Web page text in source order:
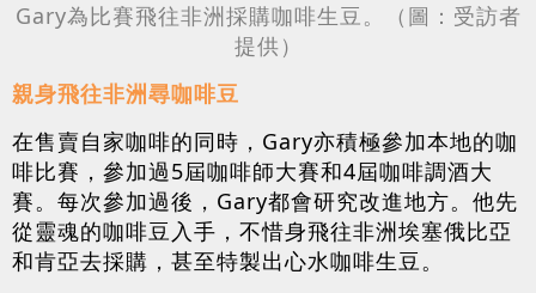
Gary為比賽飛往非洲採購咖啡生豆。（圖：受訪者
提供）
親身飛往非洲尋咖啡豆
在售賣自家咖啡的同時，Gary亦積極參加本地的咖
啡比賽，參加過5屆咖啡師大賽和4屆咖啡調酒大
賽。每次參加過後，Gary都會研究改進地方。他先
從靈魂的咖啡豆入手，不惜身飛往非洲埃塞俄比亞
和肯亞去採購，甚至特製出心水咖啡生豆。